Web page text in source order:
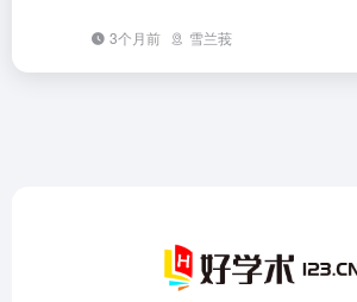
3个月前 雪兰莪